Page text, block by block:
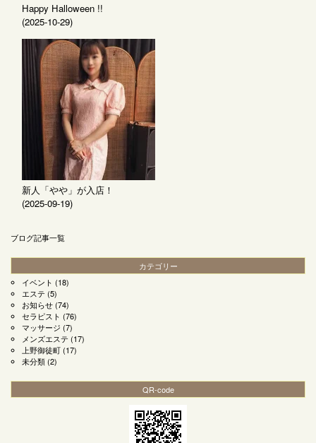
Happy Halloween !!
(2025-10-29)
新人「やや」が入店！
(2025-09-19)
ブログ記事一覧
カテゴリー
イベント (18)
エステ (5)
お知らせ(74)
セラピスト (76)
マッサージ (7)
メンズエステ (17)
上野御徒町(17)
未分類(2)
QR-code